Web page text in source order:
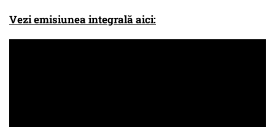
Vezi emisiunea integrală aici: